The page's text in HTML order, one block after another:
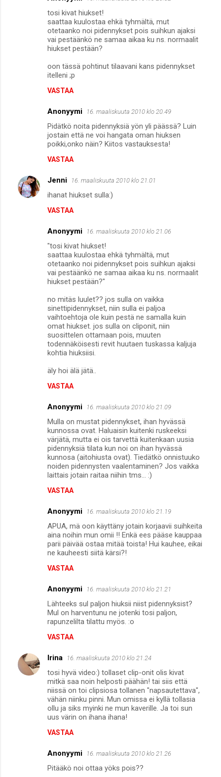
tosi kivat hiukset!
saattaa kuulostaa ehkä tyhmältä, mut
otetaanko noi pidennykset pois suihkun ajaksi
vai pestäänkö ne samaa aikaa ku ns. normaalit
hiukset pestään?
oon tässä pohtinut tilaavani kans pidennykset
itelleni ;p
VASTAA
Anonyymi 16. maaliskuuta 2010 klo 20.49
Pidätkö noita pidennyksiä yön yli päässä? Luin
jostain että ne voi hangata oman hiuksen
poikki,onko näin? Kiitos vastauksesta!
VASTAA
Jenni 16. maaliskuuta 2010 klo 21.01
ihanat hiukset sulla:)
VASTAA
Anonyymi 16. maaliskuuta 2010 klo 21.06
"tosi kivat hiukset!
saattaa kuulostaa ehkä tyhmältä, mut
otetaanko noi pidennykset pois suihkun ajaksi
vai pestäänkö ne samaa aikaa ku ns. normaalit
hiukset pestään?"
no mitäs luulet?? jos sulla on vaikka
sinettipidennykset, niin sulla ei paljoa
vaihtoehtoja ole kuin pestä ne samalla kuin
omat hiukset. jos sulla on cliponit, niin
suosittelen ottamaan pois, muuten
todennäköisesti revit huutaen tuskassa kaljuja
kohtia hiuksiisi.
äly hoi älä jätä..
VASTAA
Anonyymi 16. maaliskuuta 2010 klo 21.09
Mulla on mustat pidennykset, ihan hyvässä
kunnossa ovat. Haluaisin kuitenki ruskeeksi
värjätä, mutta ei ois tarvettä kuitenkaan uusia
pidennyksiä tilata kun noi on ihan hyvässä
kunnosa (aitohiusta ovat). Tiedätkö onnistuuko
noiden pidennysten vaalentaminen? Jos vaikka
laittais jotain raitaa niihin tms... :)
VASTAA
Anonyymi 16. maaliskuuta 2010 klo 21.19
APUA, mä oon käyttäny jotain korjaavii suihkeita
aina noihin mun omii !! Enkä ees pääse kauppaa
parii päivää ostaa mitää toista! Hui kauhee, eikai
ne kauheesti siitä kärsi?!
VASTAA
Anonyymi 16. maaliskuuta 2010 klo 21.21
Lähteeks sul paljon hiuksii niist pidennyksist?
Mul on harventunu ne jotenki tosi paljon,
rapunzelilta tilattu myös. :o
VASTAA
Irina 16. maaliskuuta 2010 klo 21.24
tosi hyvä video:) tollaset clip-onit olis kivat
mitkä saa noin helposti päähän! tai siis että
niissä on toi clipsiosa tollanen "napsautettava",
vähän niinku pinni. Mun omissa ei kyllä tollasia
ollu ja siks myinki ne mun kaverille. Ja toi sun
uus värin on ihana ihana!
VASTAA
Anonyymi 16. maaliskuuta 2010 klo 21.26
Pitääkö noi ottaa yöks pois??